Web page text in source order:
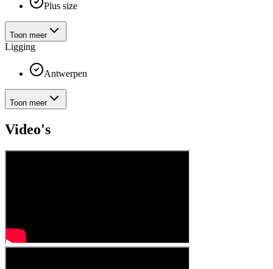
Plus size
Toon meer
Ligging
Antwerpen
Toon meer
Video's